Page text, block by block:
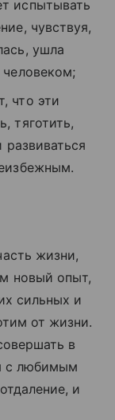
испытывать
чувствуя,
ушла
что эти
тяготить,
развиваться
жизни,
новый опыт,
сильных и
от жизни.
в
с любимым
и